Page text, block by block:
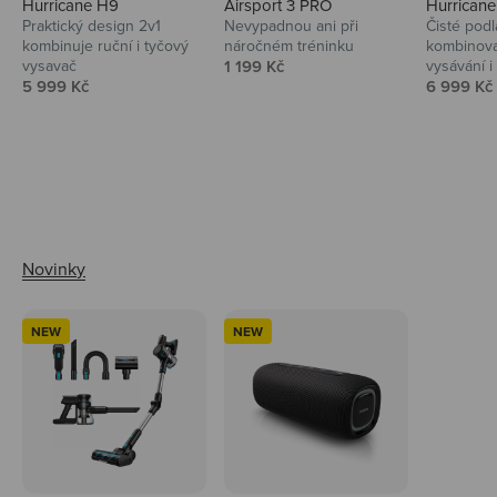
Hurricane H9
Praktický design 2v1
kombinuje ruční i tyčový
vysavač
Prodejní cena
5 999 Kč
Airsport 3 PRO
Nevypadnou ani při
náročném tréninku
Prodejní cena
1 199 Kč
Čisté
vysávání
Prodejní
6 999 Kč
NEW NEW